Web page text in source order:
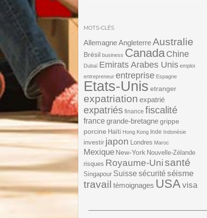
MOTS-CLÉS
AllemagneAngleterreAustralie
Brésil business CanadaChine
Dubaï Emirats Arabes Unis emploi
entrepreneur entreprise Espagne
Etats-Unis etranger
expatriation expatrié
expatriés finance fiscalité
france grande-bretagnegrippe
porcine Haïti Hong Kong Inde Indonésie
investir japon Londres Maroc
Mexique New-York Nouvelle-Zélande
risques Royaume-Unisanté
Singapour Suisse sécurité séisme
travail témoignages USA visa